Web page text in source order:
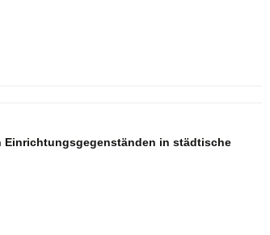
in städtische